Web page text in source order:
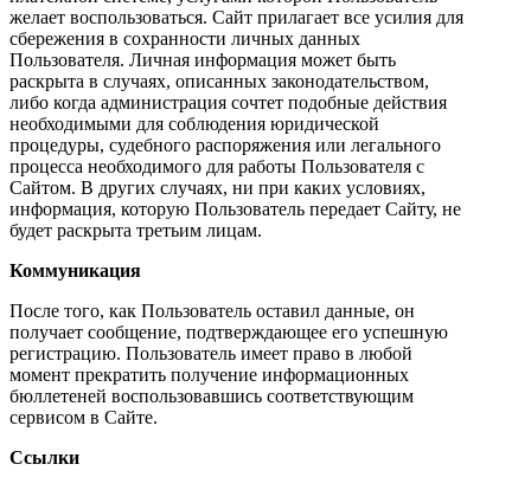
желает воспользоваться. Сайт прилагает все усилия для
сбережения в сохранности личных данных
Пользователя. Личная информация может быть
раскрыта в случаях, описанных законодательством,
либо когда администрация сочтет подобные действия
необходимыми для соблюдения юридической
процедуры, судебного распоряжения или легального
процесса необходимого для работы Пользователя с
Сайтом. В других случаях, ни при каких условиях,
информация, которую Пользователь передает Сайту, не
будет раскрыта третьим лицам.
Коммуникация
После того, как Пользователь оставил данные, он
получает сообщение, подтверждающее его успешную
регистрацию. Пользователь имеет право в любой
момент прекратить получение информационных
бюллетеней воспользовавшись соответствующим
сервисом в Сайте.
Ссылки